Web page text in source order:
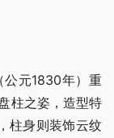
公元1830年）重
柱之姿，造型特
柱身则装饰云纹